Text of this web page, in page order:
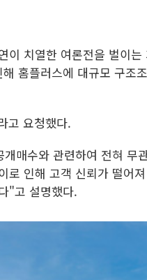
치열한 여론전을 벌이
홈플러스에 대규모 구조
고 요청했다.
매수와 관련하여 전혀 무
인해 고객 신뢰가 떨어
"고 설명했다.